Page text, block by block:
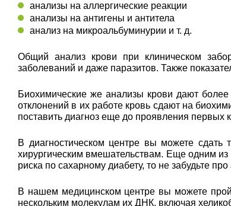
анализы на аллергические реакции
анализы на антигены и антитела
анализ на микроальбуминурии и т. д.
Общий анализ крови при клиническом
заболеваний и даже паразитов. Также
Биохимические же анализы крови дают
отклонений в их работе кровь сдают на
поставить диагноз еще до проявления первых
В диагностическом центре вы можете
хирургическим вмешательствам. Еще одним
риска по сахарному диабету, то не забудьте
В нашем медицинском центре вы можете
нескольким молекулам их ДНК, включая